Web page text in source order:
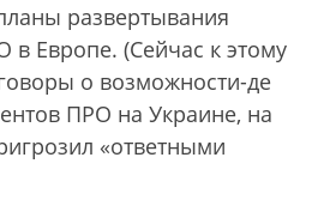
развертывания
в Европе. (Сейчас к этому
о возможности-де
ПРО на Украине, на
«ответными